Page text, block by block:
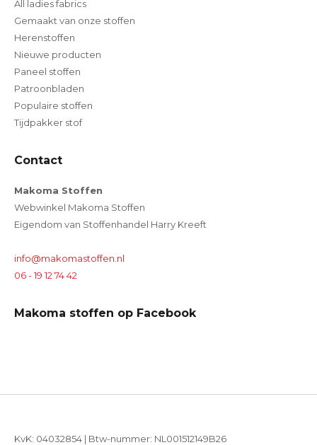
All ladies fabrics
Gemaakt van onze stoffen
Herenstoffen
Nieuwe producten
Paneel stoffen
Patroonbladen
Populaire stoffen
Tijdpakker stof
Contact
Makoma Stoffen
Webwinkel Makoma Stoffen
Eigendom van Stoffenhandel Harry Kreeft
info@makomastoffen.nl
06 - 19 12 74 42
Makoma stoffen op Facebook
KvK: 04032854 | Btw-nummer: NL001512149B26